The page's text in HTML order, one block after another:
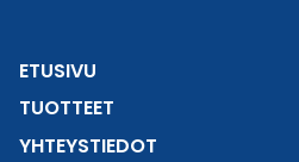
ETUSIVU
TUOTTEET
YHTEYSTIEDOT